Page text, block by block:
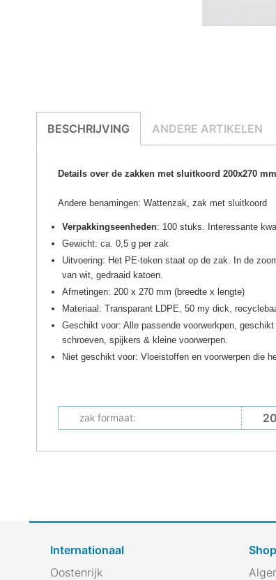
BESCHRIJVING ANDERE ARTIKELEN
Details over de zakken met sluitkoord 200x270
Andere benamingen: Wattenzak, zak met sluitkoord
Verpakkingseenheden: 100 stuks. Interessante
Gewicht: ca. 0,5 g per zak
Uitvoering: Het PE-teken staat op de zak. In de
van wit, gedraaid katoen.
Afmetingen: 200 x 270 mm (breedte x lengte)
Materiaal: Transparant LDPE, 50 my dick,
Geschikt voor: Alle passende voorwerkpen,
schroeven, spijkers & kleine voorwerpen.
Niet geschikt voor: Vloeistoffen en voorwerpen die
zak formaat:
Internationaal
Oostenrijk